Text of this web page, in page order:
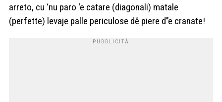
arreto, cu ‘nu paro ‘e catare (diagonali) matale
(perfette) levaje palle periculose dê piere d’’e cranate!